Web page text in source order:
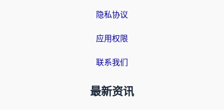
隐私协议
应用权限
联系我们
最新资讯